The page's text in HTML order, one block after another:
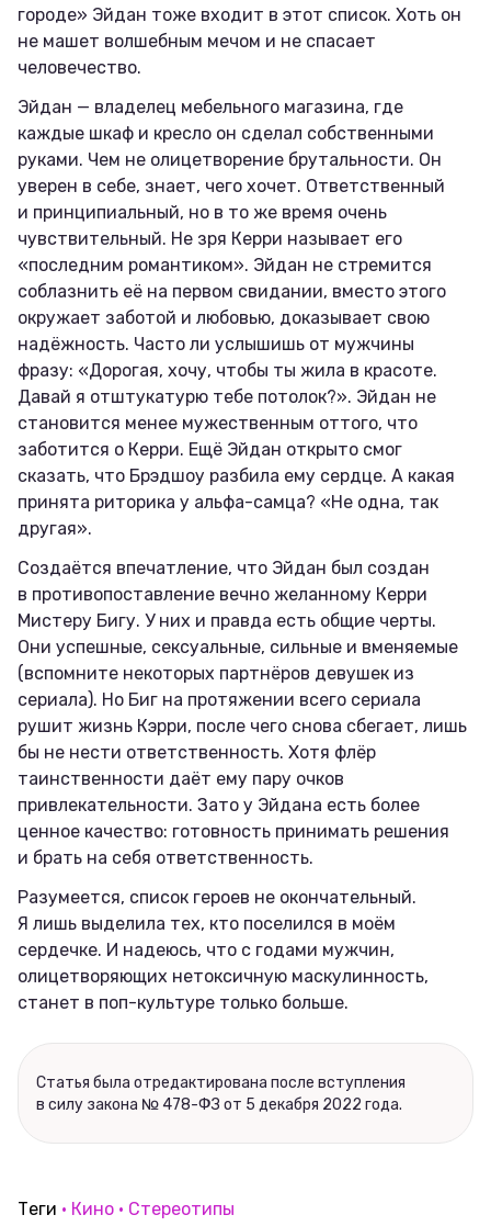
городе» Эйдан тоже входит в этот список. Хоть он
не машет волшебным мечом и не спасает
человечество.
Эйдан — владелец мебельного магазина, где
каждые шкаф и кресло он сделал собственными
руками. Чем не олицетворение брутальности. Он
уверен в себе, знает, чего хочет. Ответственный
и принципиальный, но в то же время очень
чувствительный. Не зря Керри называет его
«последним романтиком». Эйдан не стремится
соблазнить её на первом свидании, вместо этого
окружает заботой и любовью, доказывает свою
надёжность. Часто ли услышишь от мужчины
фразу: «Дорогая, хочу, чтобы ты жила в красоте.
Давай я отштукатурю тебе потолок?». Эйдан не
становится менее мужественным оттого, что
заботится о Керри. Ещё Эйдан открыто смог
сказать, что Брэдшоу разбила ему сердце. А какая
принята риторика у альфа-самца? «Не одна, так
другая».
Создаётся впечатление, что Эйдан был создан
в противопоставление вечно желанному Керри
Мистеру Бигу. У них и правда есть общие черты.
Они успешные, сексуальные, сильные и вменяемые
(вспомните некоторых партнёров девушек из
сериала). Но Биг на протяжении всего сериала
рушит жизнь Кэрри, после чего снова сбегает, лишь
бы не нести ответственность. Хотя флёр
таинственности даёт ему пару очков
привлекательности. Зато у Эйдана есть более
ценное качество: готовность принимать решения
и брать на себя ответственность.
Разумеется, список героев не окончательный.
Я лишь выделила тех, кто поселился в моём
сердечке. И надеюсь, что с годами мужчин,
олицетворяющих нетоксичную маскулинность,
станет в поп-культуре только больше.
Статья была отредактирована после вступления
в силу закона № 478-ФЗ от 5 декабря 2022 года.
Теги Кино Стереотипы